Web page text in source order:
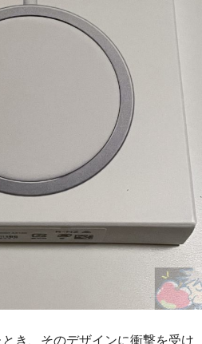
き、そのデザインに衝撃を受け